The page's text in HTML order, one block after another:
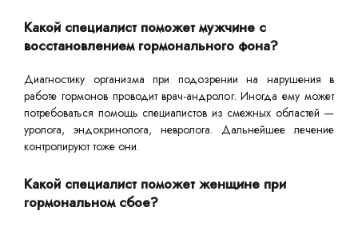
Какой специалист поможет мужчине с
восстановлением гормонального фона?
Диагностику организма при подозрении на нарушения в
работе гормонов проводит врач-андролог. Иногда ему может
потребоваться помощь специалистов из смежных областей —
уролога, эндокринолога, невролога. Дальнейшее лечение
контролируют тоже они.
Какой специалист поможет женщине при
гормональном сбое?